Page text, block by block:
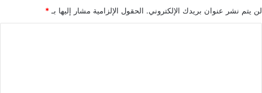
لن يتم نشر عنوان بريدك الإلكتروني. الحقول الإلزامية مشار إليها بـ *